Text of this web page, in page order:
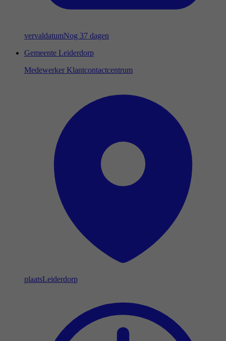
vervaldatumNog 37 dagen
Gemeente Leiderdorp
Medewerker Klantcontactcentrum
plaatsLeiderdorp